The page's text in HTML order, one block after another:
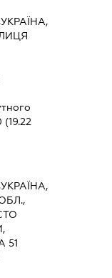
УКРАЇНА,
(19.22
УКРАЇНА,
51